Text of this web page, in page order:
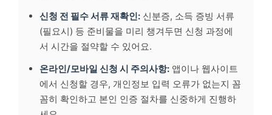
신청 전 필수 서류 재확인: 신분증, 소득 증빙 서류
(필요시) 등 준비물을 미리 챙겨두면 신청 과정에
서 시간을 절약할 수 있어요.
온라인/모바일 신청 시 주의사항: 앱이나 웹사이트
에서 신청할 경우, 개인정보 입력 오류가 없는지 꼼
꼼히 확인하고 본인 인증 절차를 신중하게 진행하